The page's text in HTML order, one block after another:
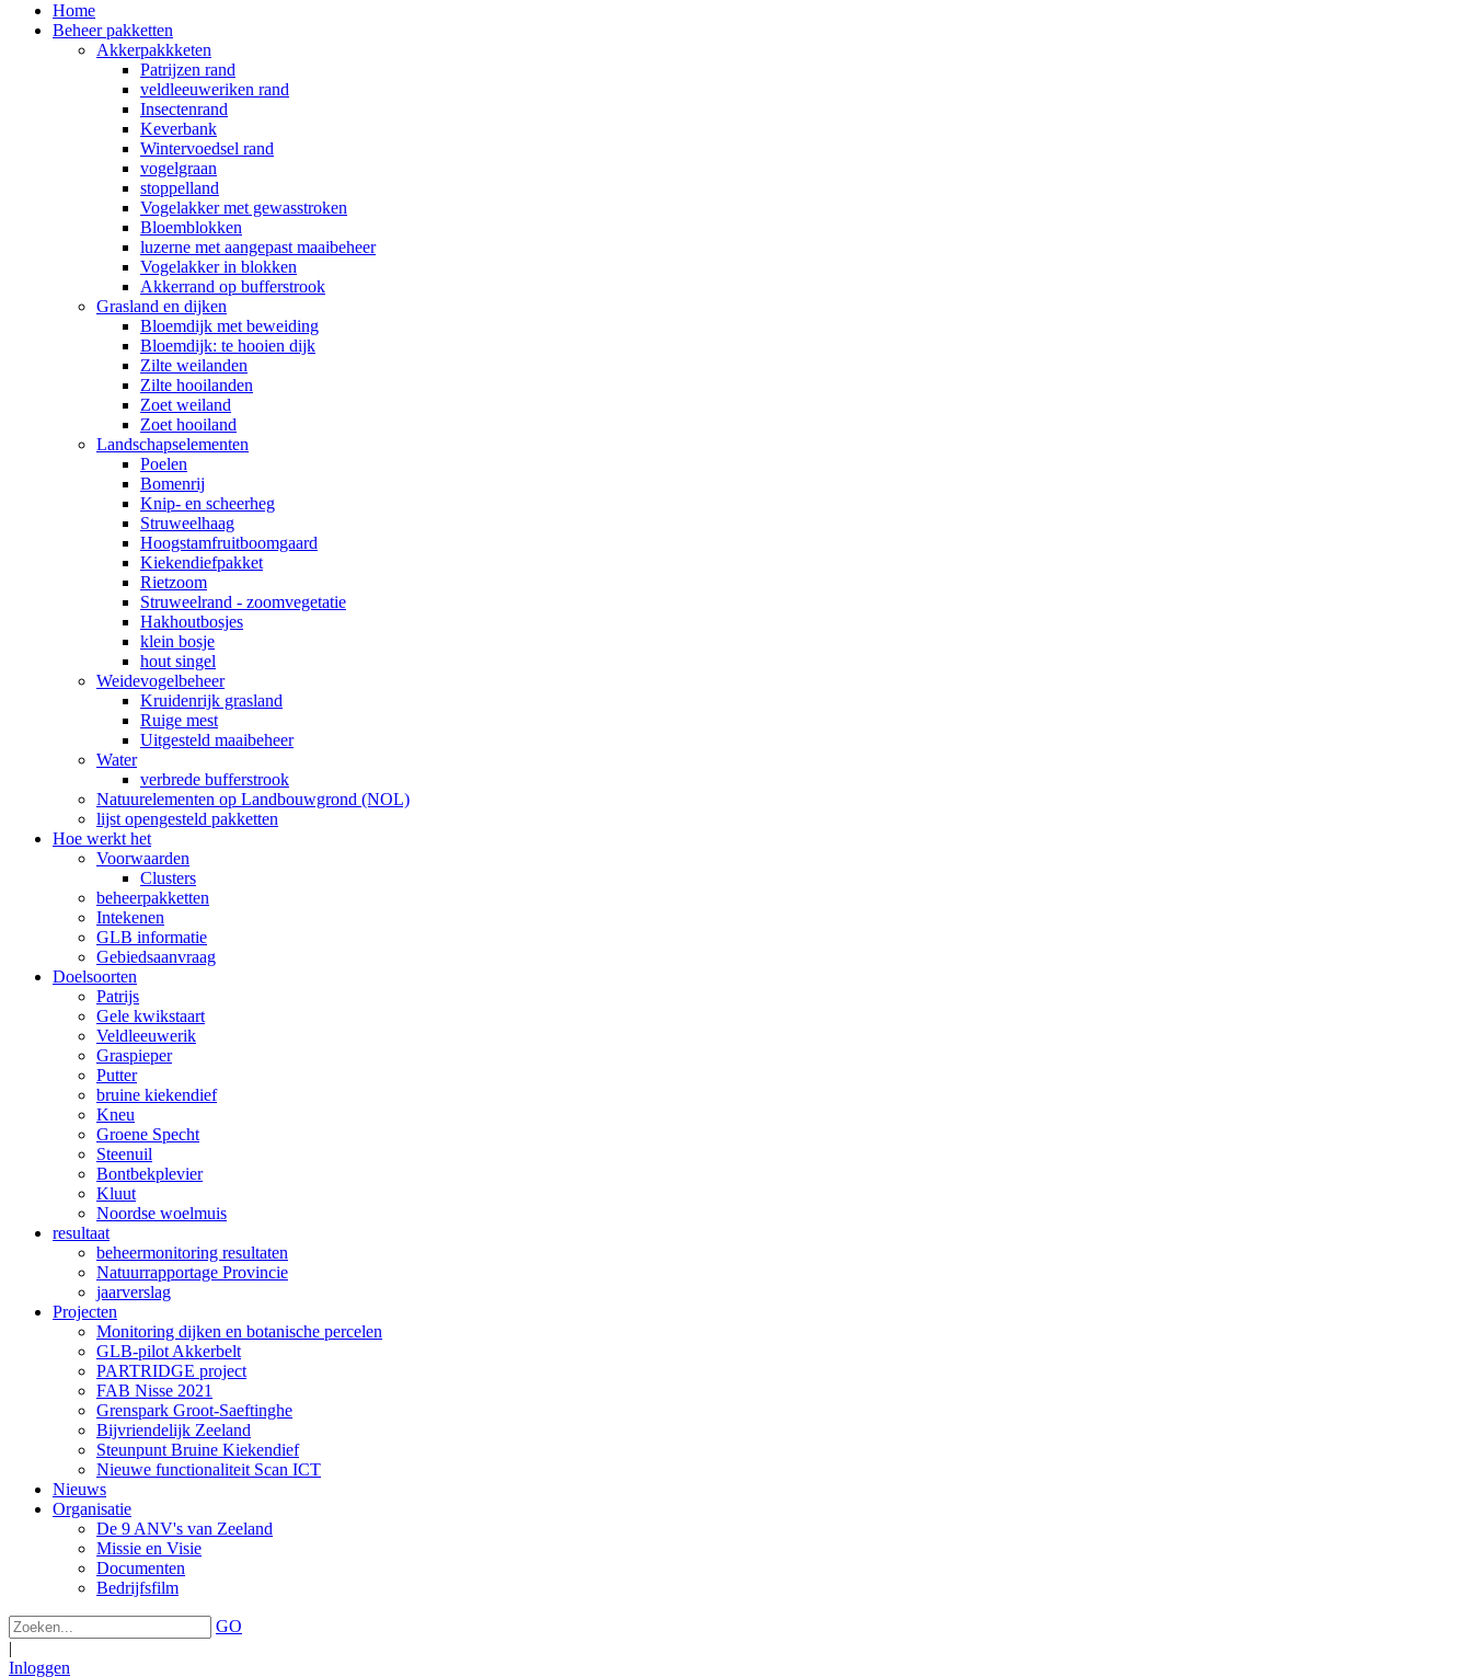
Home
Beheer pakketten
Akkerpakkketen
Patrijzen rand
veldleeuweriken rand
Insectenrand
Keverbank
Wintervoedsel rand
vogelgraan
stoppelland
Vogelakker met gewasstroken
Bloemblokken
luzerne met aangepast maaibeheer
Vogelakker in blokken
Akkerrand op bufferstrook
Grasland en dijken
Bloemdijk met beweiding
Bloemdijk: te hooien dijk
Zilte weilanden
Zilte hooilanden
Zoet weiland
Zoet hooiland
Landschapselementen
Poelen
Bomenrij
Knip- en scheerheg
Struweelhaag
Hoogstamfruitboomgaard
Kiekendiefpakket
Rietzoom
Struweelrand - zoomvegetatie
Hakhoutbosjes
klein bosje
hout singel
Weidevogelbeheer
Kruidenrijk grasland
Ruige mest
Uitgesteld maaibeheer
Water
verbrede bufferstrook
Natuurelementen op Landbouwgrond (NOL)
lijst opengesteld pakketten
Hoe werkt het
Voorwaarden
Clusters
beheerpakketten
Intekenen
GLB informatie
Gebiedsaanvraag
Doelsoorten
Patrijs
Gele kwikstaart
Veldleeuwerik
Graspieper
Putter
bruine kiekendief
Kneu
Groene Specht
Steenuil
Bontbekplevier
Kluut
Noordse woelmuis
resultaat
beheermonitoring resultaten
Natuurrapportage Provincie
jaarverslag
Projecten
Monitoring dijken en botanische percelen
GLB-pilot Akkerbelt
PARTRIDGE project
FAB Nisse 2021
Grenspark Groot-Saeftinghe
Bijvriendelijk Zeeland
Steunpunt Bruine Kiekendief
Nieuwe functionaliteit Scan ICT
Nieuws
Organisatie
De 9 ANV's van Zeeland
Missie en Visie
Documenten
Bedrijfsfilm
GO
|
Inloggen